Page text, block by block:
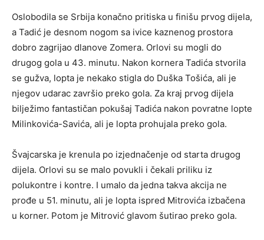
Oslobodila se Srbija konačno pritiska u finišu prvog dijela,
a Tadić je desnom nogom sa ivice kaznenog prostora
dobro zagrijao dlanove Zomera. Orlovi su mogli do
drugog gola u 43. minutu. Nakon kornera Tadića stvorila
se gužva, lopta je nekako stigla do Duška Tošića, ali je
njegov udarac završio preko gola. Za kraj prvog dijela
bilježimo fantastičan pokušaj Tadića nakon povratne lopte
Milinkovića-Savića, ali je lopta prohujala preko gola.
Švajcarska je krenula po izjednačenje od starta drugog
dijela. Orlovi su se malo povukli i čekali priliku iz
polukontre i kontre. I umalo da jedna takva akcija ne
prođe u 51. minutu, ali je lopta ispred Mitrovića izbačena
u korner. Potom je Mitrović glavom šutirao preko gola.